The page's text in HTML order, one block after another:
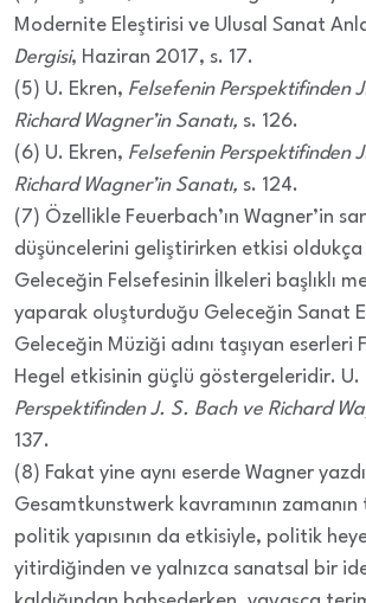
Modernite Eleştirisi ve Ulusal Sanat
Dergisi, Haziran 2017, s. 17.
(5) U. Ekren, Felsefenin Perspektifinden
Richard Wagner’in Sanatı, s. 126.
(6) U. Ekren, Felsefenin Perspektifinden
Richard Wagner’in Sanatı, s. 124.
(7) Özellikle Feuerbach’ın Wagner’in
düşüncelerini geliştirirken etkisi
Geleceğin Felsefesinin İlkeleri başlıklı
yaparak oluşturduğu Geleceğin Sanat
Geleceğin Müziği adını taşıyan eserleri
Hegel etkisinin güçlü göstergeleridir. U.
Perspektifinden J. S. Bach ve Richard
137.
(8) Fakat yine aynı eserde Wagner
Gesamtkunstwerk kavramının
politik yapısının da etkisiyle, politik
yitirdiğinden ve yalnızca sanatsal bir